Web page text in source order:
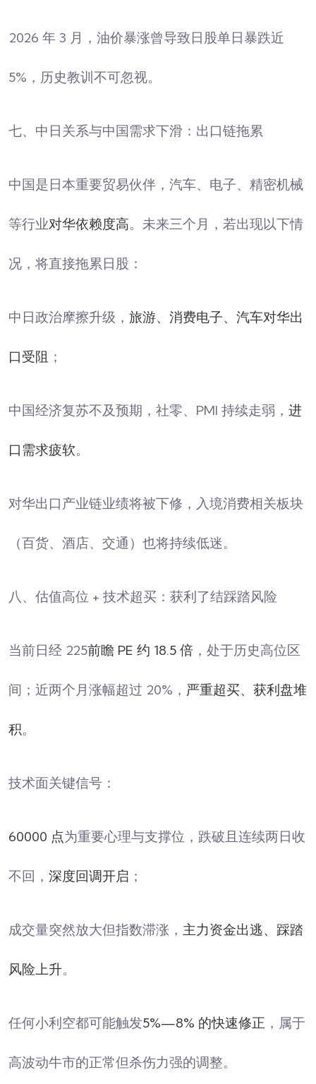
2026 年 3 月，油价暴涨曾导致日股单日暴跌近
5%，历史教训不可忽视。
七、中日关系与中国需求下滑：出口链拖累
中国是日本重要贸易伙伴，汽车、电子、精密机械
等行业对华依赖度高。未来三个月，若出现以下情
况，将直接拖累日股：
中日政治摩擦升级， 旅游、消费电子、汽车对华出
口受阻 ；
中国经济复苏不及预期，社零、PMI 持续走弱， 进
口需求疲软。
对华出口产业链业绩将被下修，入境消费相关板块
（百货、酒店、交通）也将持续低迷。
八、估值高位 + 技术超买：获利了结踩踏风险
当前日经 225前瞻 PE 约 18.5 倍 ，处于历史高位区
间；近两个月涨幅超过 20%， 严重超买、获利盘堆
积。
技术面关键信号：
60000 点为重要心理与支撑位，跌破且连续两日收
不回， 深度回调开启 ；
成交量突然放大但指数滞涨， 主力资金出逃、踩踏
风险上升。
任何小利空都可能触发5%—8% 的快速修正 ，属于
高波动牛市的正常但杀伤力强的调整。